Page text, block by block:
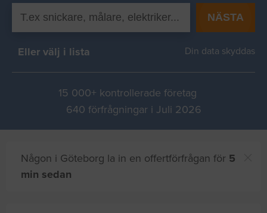
NÄSTA
Eller välj i lista Din data skyddas
15 000+ kontrollerade företag
640 förfrågningar i Juli 2026
Någon i Göteborg la in en offertförfrågan för 5
min sedan